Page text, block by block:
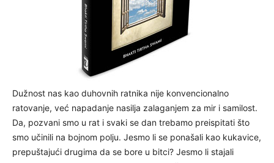
Dužnost nas kao duhovnih ratnika nije konvencionalno
ratovanje, već napadanje nasilja zalaganjem za mir i samilost.
Da, pozvani smo u rat i svaki se dan trebamo preispitati što
smo učinili na bojnom polju. Jesmo li se ponašali kao kukavice,
prepuštajući drugima da se bore u bitci? Jesmo li stajali